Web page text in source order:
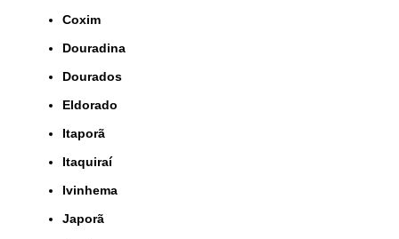
Coxim
Douradina
Dourados
Eldorado
Itaporã
Itaquiraí
Ivinhema
Japorã